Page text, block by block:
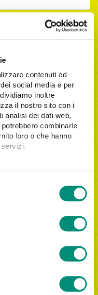
contenuti ed
social media e per
inoltre
il nostro sito con i
analisi dei dati web,
combinarle
loro o che hanno
al trattamento